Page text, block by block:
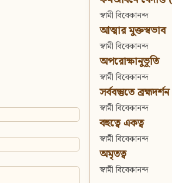
স্বামী বিবেকানন্দ
আত্মার মুক্তস্বভাব
স্বামী বিবেকানন্দ
অপরোক্ষানুভূতি
স্বামী বিবেকানন্দ
সর্ববস্তুতে ব্রহ্মদর্শন
স্বামী বিবেকানন্দ
বহুত্বে একত্ব
স্বামী বিবেকানন্দ
অমৃতত্ব
স্বামী বিবেকানন্দ